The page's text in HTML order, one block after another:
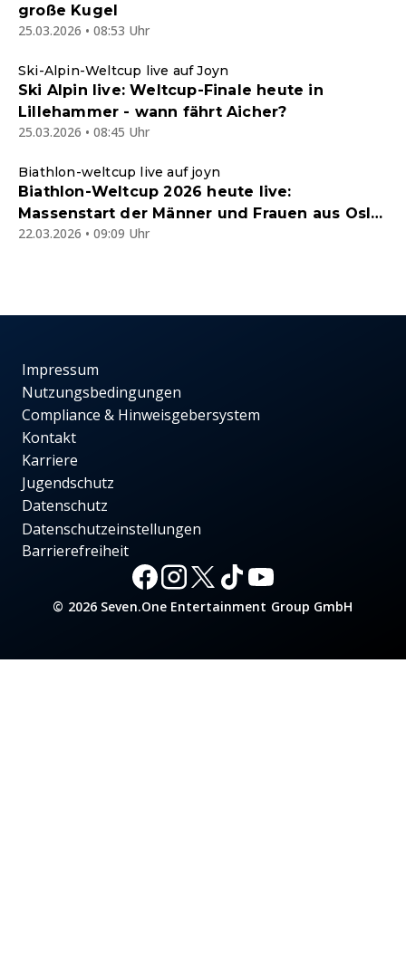
große Kugel
25.03.2026 • 08:53 Uhr
Ski-Alpin-Weltcup live auf Joyn
Ski Alpin live: Weltcup-Finale heute in
Lillehammer - wann fährt Aicher?
25.03.2026 • 08:45 Uhr
Biathlon-weltcup live auf joyn
Biathlon-Weltcup 2026 heute live:
Massenstart der Männer und Frauen aus Oslo
im kostenlosen Joyn-Livestream
22.03.2026 • 09:09 Uhr
Impressum
Nutzungsbedingungen
Compliance & Hinweisgebersystem
Kontakt
Karriere
Jugendschutz
Datenschutz
Datenschutzeinstellungen
Barrierefreiheit
© 2026 Seven.One Entertainment Group GmbH